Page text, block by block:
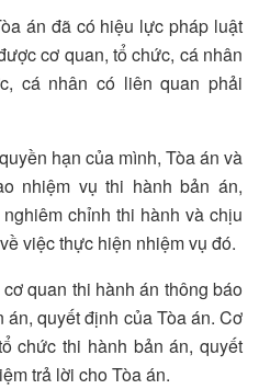
án đã có hiệu lực pháp luật
cơ quan, tổ chức, cá nhân
cá nhân có liên quan phải
hạn của mình, Tòa án và
nhiệm vụ thi hành bản án,
chỉnh thi hành và chịu
việc thực hiện nhiệm vụ đó.
quan thi hành án thông báo
quyết định của Tòa án. Cơ
chức thi hành bản án, quyết
trả lời cho Tòa án.